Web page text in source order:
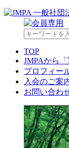
TOP
JMPAから「
プロフィー
入会のご案
お問い合わ